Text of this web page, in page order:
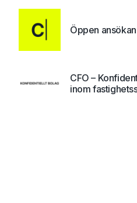
Öppen
CFO –
inom